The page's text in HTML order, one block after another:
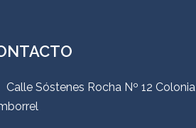
Calle Sóstenes Rocha Nº 12 Colonia